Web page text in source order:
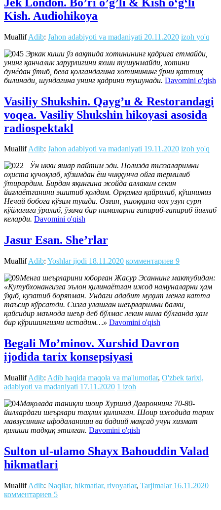
Kish. Audiohikoya
MuallifAdib: Jahon adabiyoti va madaniyati 20.11.2020 izoh yo'q
Эркак киши ўз вақтида хотинининг қадрига етмайди,
унинг қанчалик зарурлигини яхши тушунмайди, хотини
дунёдан ўтиб, бева қолгандагина хотинининг ўрни қаттиқ
билинади, шундагина унинг қадрини тушунади. Davomini o'qish
Vasiliy Shukshin. Qayg’u & Restorandagi
voqea. Vasiliy Shukshin hikoyasi asosida
radiospektakl
MuallifAdib: Jahon adabiyoti va madaniyati 19.11.2020 izoh yo'q
Ўн икки яшар пайтим эди. Полизда тиззаларимни
оҳиста қучоқлаб, кўзимдан ёш чиққунча ойга термилиб
ўтирардим. Бирдан яқингина жойда аллаким секин
йиғлаётганини эшитиб қолдим. Орқамга қайрилиб, қўшнимиз
Нечай бобога кўзим тушди. Озғин, ушоққина чол узун сурп
кўйлагига ўралиб, ўзича бир нималарни гапириб-гапириб йиғлаб
келарди. Davomini o'qish
Jasur Esan. She’rlar
MuallifAdib: Yoshlar ijodi 18.11.2020 комментариев 9
Менга шеърларини юборган Жасур Эсаннинг мактубидан:
«Кутубхонангизга эълон қилинаётган ижод намуналарни ҳам
ўқиб, кузатиб боряпман. Ундаги адабит муҳит менга катта
таъсир кўрсатди. Сизга улашган шеърларимни балки,
қайсидир маънода шеър деб бўлмас лекин нима бўлганда ҳам
бир кўришингизни истадим…» Davomini o'qish
Begali Mo’minov. Xurshid Davron
ijodida tarix konsepsiyasi
MuallifAdib: Adib haqida maqola va ma'lumotlar, O'zbek tarixi,
adabiyoti va madaniyati 17.11.2020 1 izoh
Мақолада таниқли шоир Хуршид Давроннинг 70-80-
йиллардаги шеърлари таҳлил қилинган. Шоир ижодида тарих
мавзусининг ифодаланиши ва бадиий мақсад учун хизмат
қилиши тадқиқ этилган. Davomini o'qish
Sulton ul-ulamo Shayx Bahouddin Valad
hikmatlari
MuallifAdib: Naqllar, hikmatlar, rivoyatlar, Tarjimalar 16.11.2020
комментариев 5